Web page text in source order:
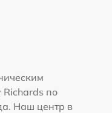
по
Наш центр в